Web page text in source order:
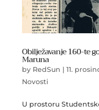
Obilježavanje 160-te
Maruna
by RedSun | 11.
Novosti
U prostoru